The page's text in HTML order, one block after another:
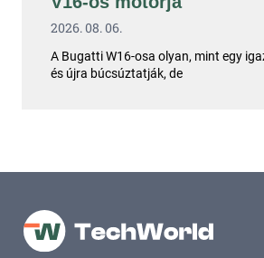
2026. 08. 06.
A Bugatti W16-osa olyan, mint egy
és újra búcsúztatják, de